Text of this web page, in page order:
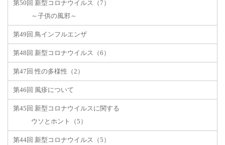
第50回 新型コロナウイルス（7）
～子供の風邪～
第49回 鳥インフルエンザ
第48回 新型コロナウイルス（6）
第47回 性の多様性（2）
第46回 風疹について
第45回 新型コロナウイルスに関する
ウソとホント（5）
第44回 新型コロナウイルス（5）